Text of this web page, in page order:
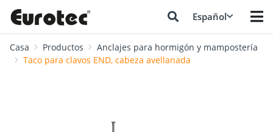
Español
Casa Productos
Anclajes para hormigón y mampostería
Taco para clavos END, cabeza avellanada